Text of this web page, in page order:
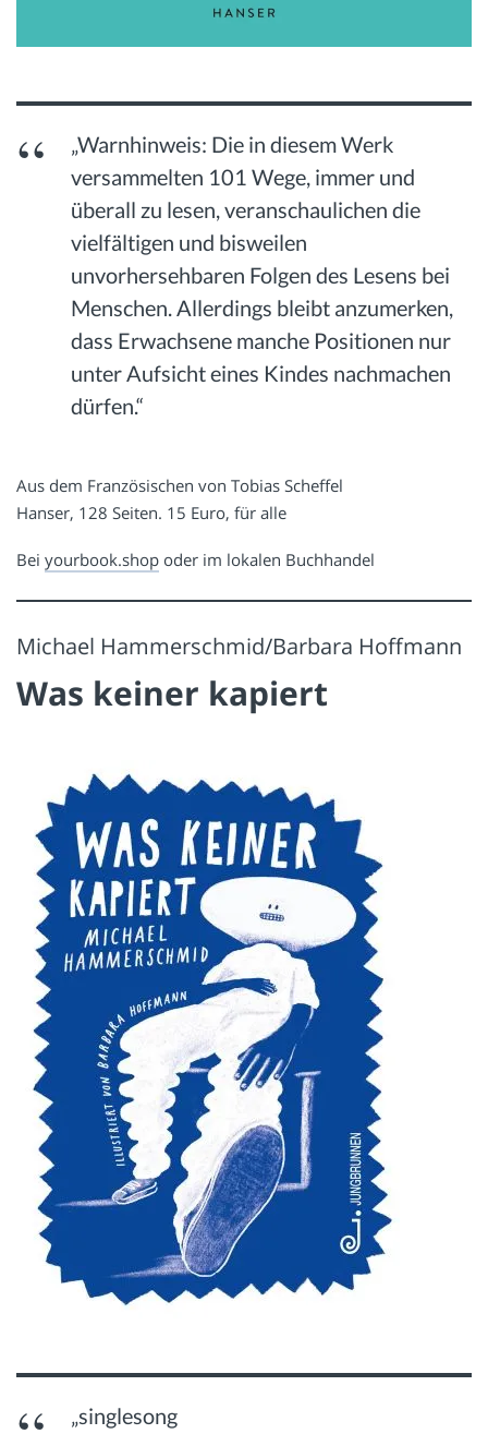
„Warnhinweis: Die in diesem Werk
versammelten 101 Wege, immer und
überall zu lesen, veranschaulichen die
vielfältigen und bisweilen
unvorhersehbaren Folgen des Lesens bei
Menschen. Allerdings bleibt anzumerken,
dass Erwachsene manche Positionen nur
unter Aufsicht eines Kindes nachmachen
dürfen.“
Aus dem Französischen von Tobias Scheffel
Hanser, 128 Seiten. 15 Euro, für alle
Bei yourbook.shop oder im lokalen Buchhandel
Michael Hammerschmid/Barbara Hoffmann
Was keiner kapiert
„singlesong